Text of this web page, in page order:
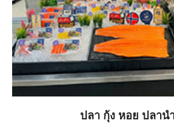
ปลา กุ้ง หอย ปลาน